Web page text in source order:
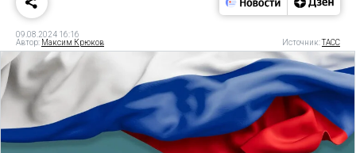
09.08.2024 16:16
Автор: Максим Крюков Источник:ТАСС